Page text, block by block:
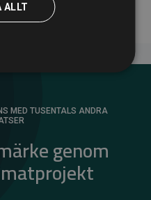
MED TUSENTALS ANDRA
genom
ALLT